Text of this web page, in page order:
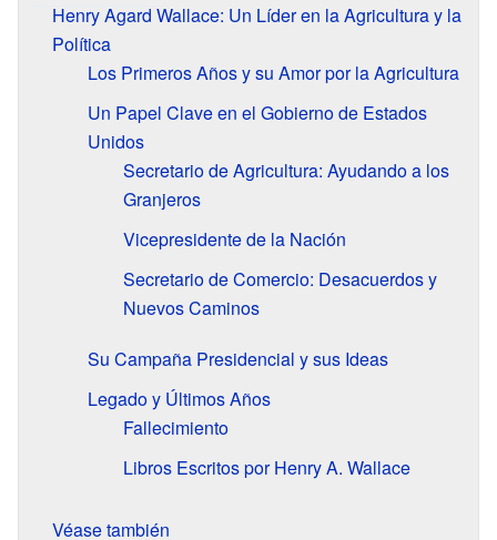
Henry Agard Wallace: Un Líder en la Agricultura y la
Política
Los Primeros Años y su Amor por la Agricultura
Un Papel Clave en el Gobierno de Estados
Unidos
Secretario de Agricultura: Ayudando a los
Granjeros
Vicepresidente de la Nación
Secretario de Comercio: Desacuerdos y
Nuevos Caminos
Su Campaña Presidencial y sus Ideas
Legado y Últimos Años
Fallecimiento
Libros Escritos por Henry A. Wallace
Véase también